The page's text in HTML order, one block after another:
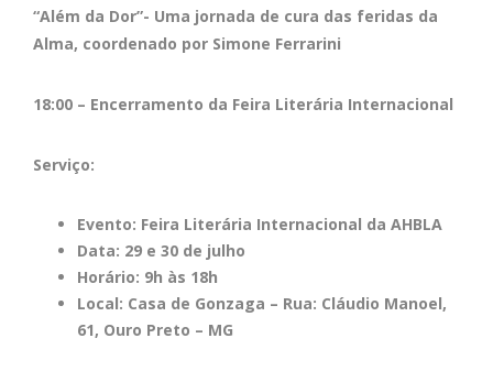
“Além da Dor”- Uma jornada de cura das feridas da
Alma, coordenado por Simone Ferrarini
18:00 – Encerramento da Feira Literária Internacional
Serviço:
Evento: Feira Literária Internacional da AHBLA
Data: 29 e 30 de julho
Horário: 9h às 18h
Local: Casa de Gonzaga – Rua: Cláudio Manoel,
61, Ouro Preto – MG